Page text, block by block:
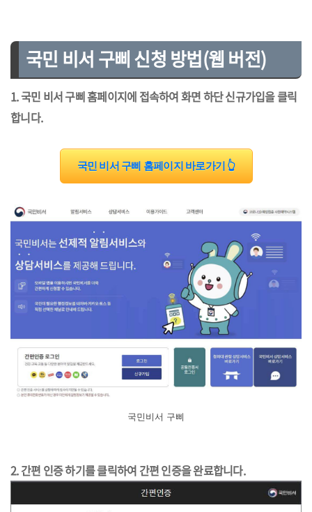
국민 비서 구삐 신청 방법(웹 버전)
1. 국민 비서 구삐 홈페이지에 접속하여화면 하단 신규가입을 클릭
합니다.
국민 비서 구삐 홈페이지 바로가기 👆︎
국민비서 구삐
2.간편 인증 하기를 클릭하여 간편 인증을 완료합니다.